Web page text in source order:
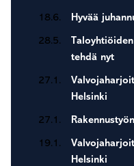
sivupalkki
18.6. Hyvää
28.5.
tehdä nyt
27.1.
Helsinki
27.1.
19.1.
Helsinki